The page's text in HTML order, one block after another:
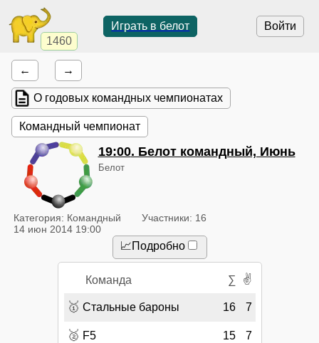
1460
Войти
Играть в белот
← →
О годовых командных чемпионатах
Командный чемпионат
19:00. Белот командный, Июнь
Белот
Категория: Командный
Участники: 16
14 июн 2014 19:00
📈Подробно
Команда ∑ ✌
🥇 Стальные бароны 16 7
🥈 F5 15 7